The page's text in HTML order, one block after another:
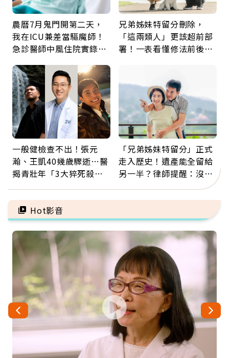
農曆7月鬼門開第二天，
我在ICU兼差當驅魔師！
急診醫師中風住院實錄：
兄弟姊妹特留分刪除，
「這兩類人」更該超前部
署！一表看懂修法前後差
一般健檢查不出！張元
瀚、王凱40幾歲驟逝…醫
揭青壯年「3大猝死殺
雷
「兄弟姊妹特留分」正式
走入歷史！遺產能全留給
另一半？律師提醒：沒做
Hot影音